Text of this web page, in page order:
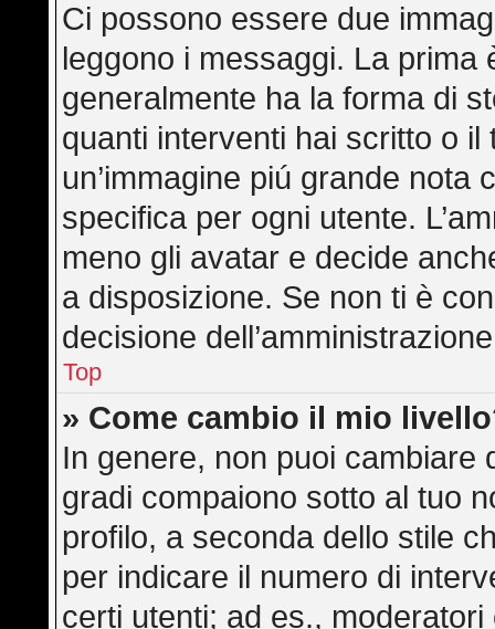
Ci possono essere due
leggono i messaggi. La prima
generalmente ha la forma di
quanti interventi hai scritto o
un’immagine piú grande
specifica per ogni utente.
meno gli avatar e decide
a disposizione. Se non ti è
decisione
Top
» Come cambio il mio
In genere, non puoi cambiare
gradi compaiono sotto al tuo
profilo, a seconda dello stile
per indicare il numero di
certi utenti; ad es.,